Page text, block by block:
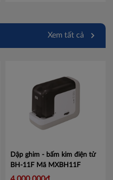
Xem tất cả
Dập ghim - bấm kim điện tử
BH-11F Mã MXBH11F